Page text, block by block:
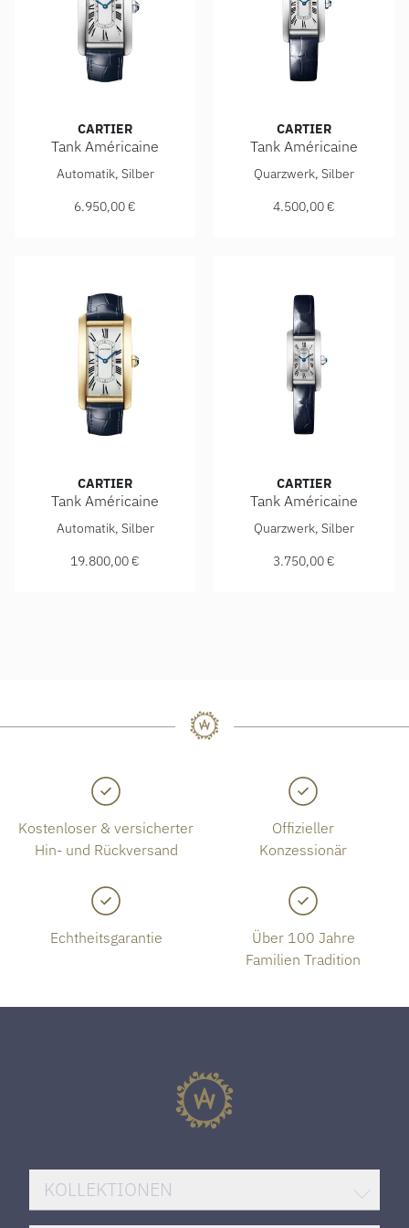
CARTIER
Tank Américaine
Cartier Tank Américaine, Ref: WSTA0083, Preis: 6.950,00 €
Automatik, Silber
6.950,00 €
CARTIER
Tank Américaine
Cartier Tank Américaine,
Quarzwerk, Silber
4.500,00 €
CARTIER
Tank Américaine
Cartier Tank Américaine, Ref: WGTA0300, Preis: 19.800,00
Automatik, Silber
19.800,00 €
CARTIER
Tank Américaine
Cartier Tank Américaine,
Quarzwerk, Silber
3.750,00 €
Kostenloser & versicherter
Hin- und Rückversand
Offizieller
Konzessionär
Echtheitsgarantie
Über 100 Jahre
Familien Tradition
KOLLEKTIONEN